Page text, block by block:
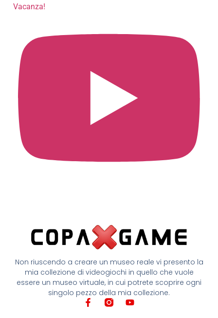
Non riuscendo a creare un museo reale vi presento la
mia collezione di videogiochi in quello che vuole
essere un museo virtuale, in cui potrete scoprire ogni
singolo pezzo della mia collezione.
Vacanza!